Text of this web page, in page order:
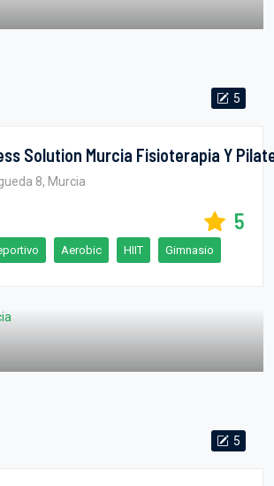
5
Solution Murcia Fisioterapia Y
8, Murcia
5
Aerobic HIIT Gimnasio
5